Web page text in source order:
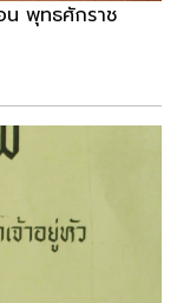
น พุทธศักราช